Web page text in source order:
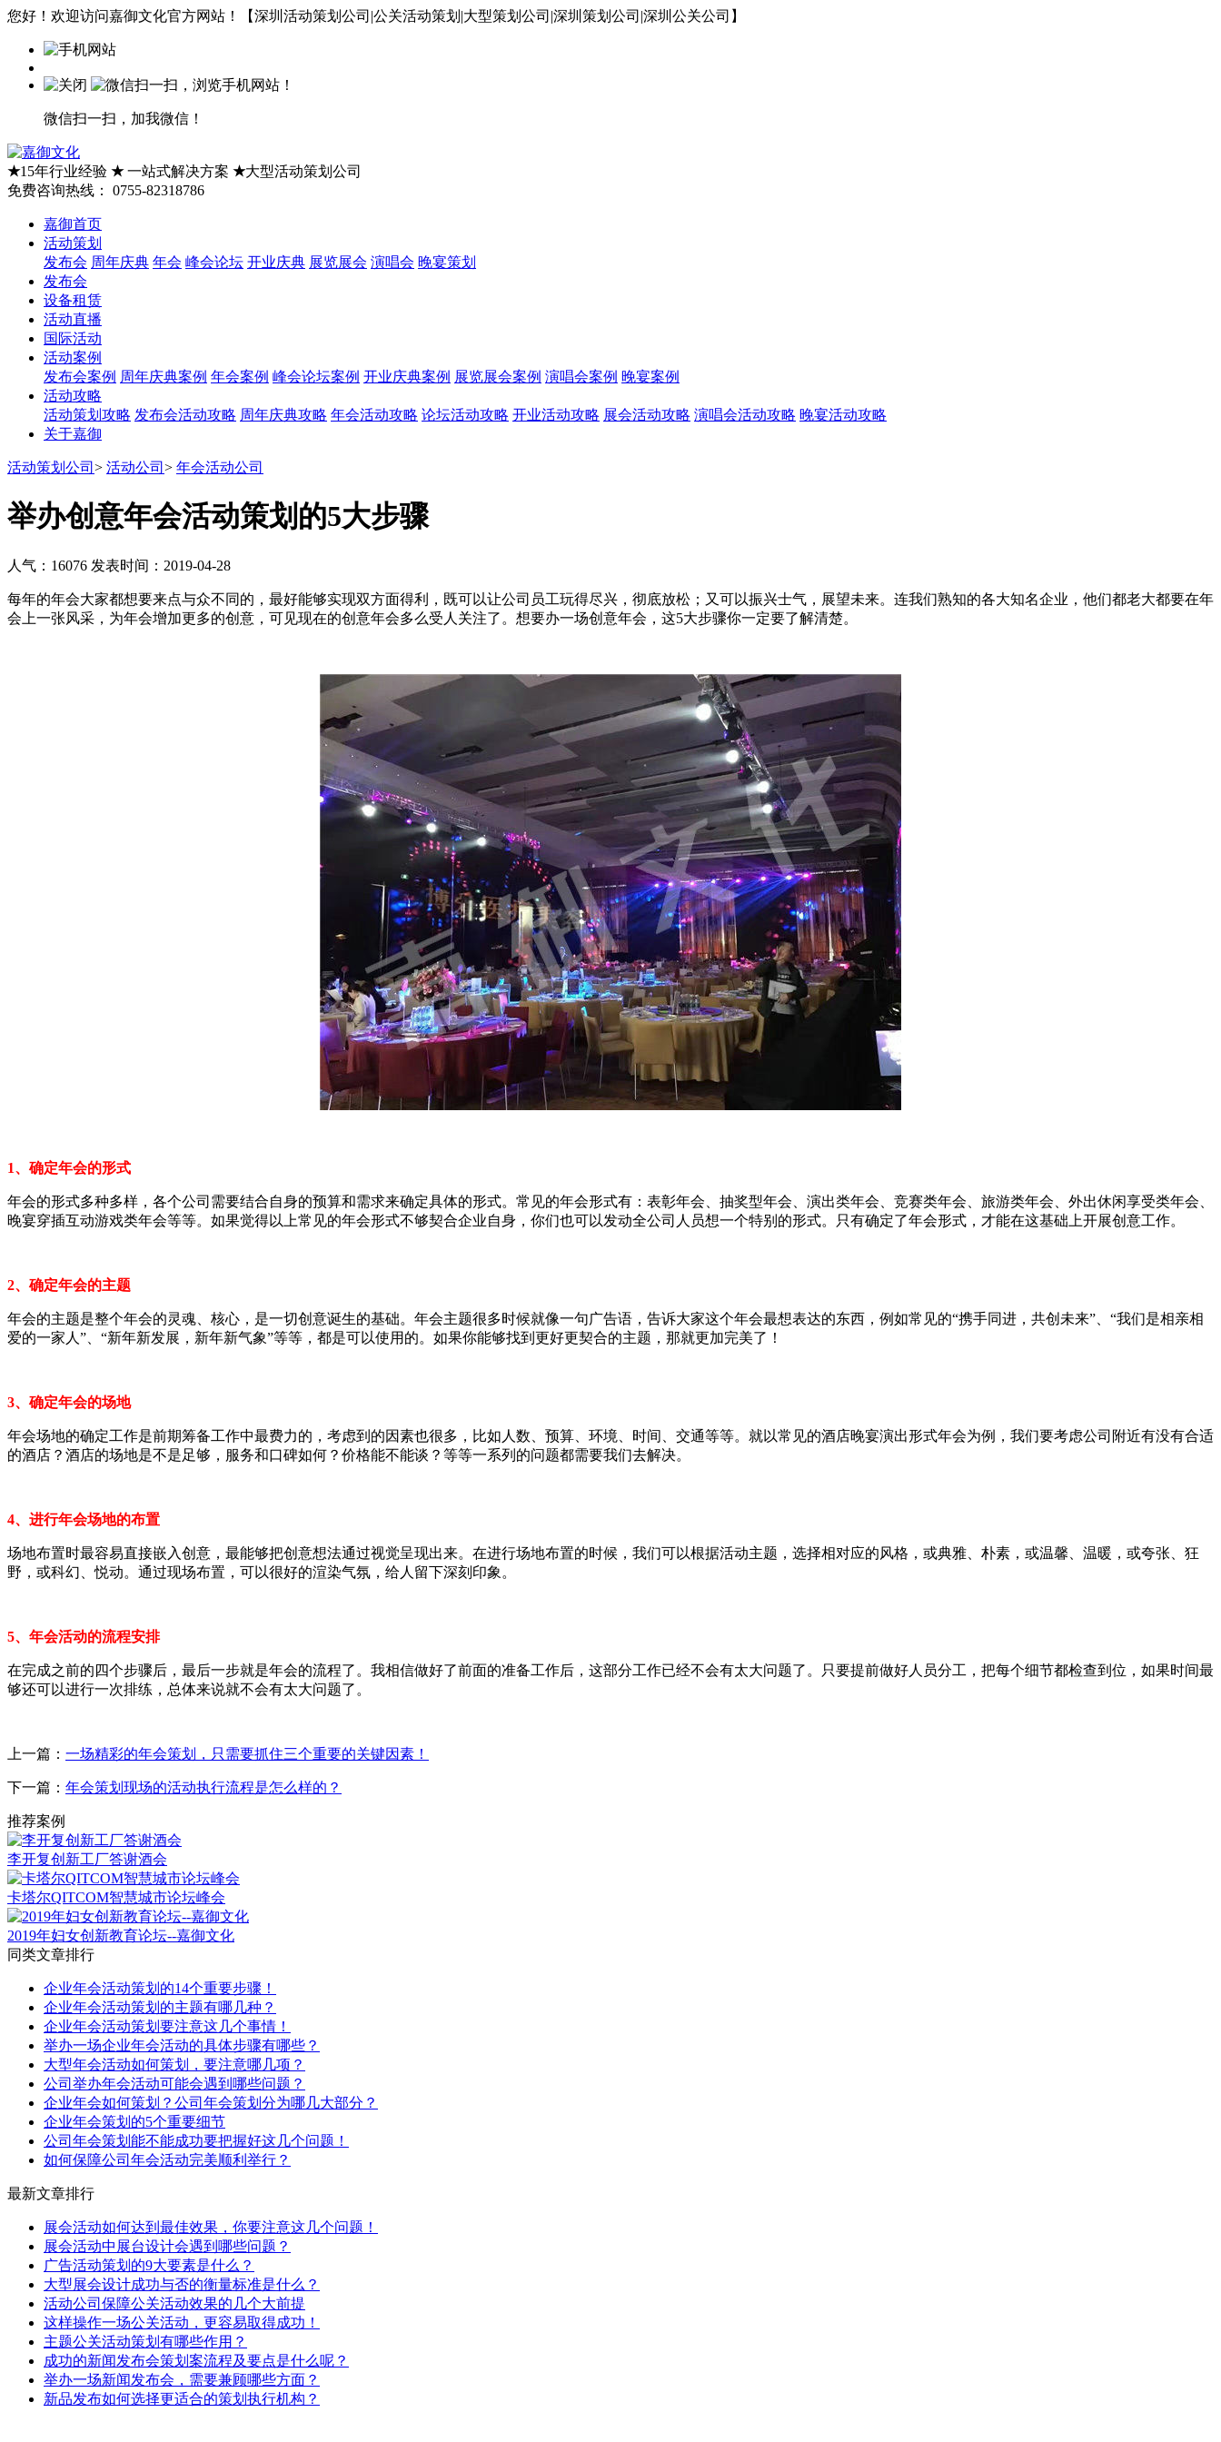
您好！欢迎访问嘉御文化官方网站！【深圳活动策划公司|公关活动策划|大型策划公司|深圳策划公司|深圳公关公司】
微信扫一扫，加我微信！
★15年行业经验 ★一站式解决方案 ★大型活动策划公司
免费咨询热线：
0755-82318786
嘉御首页
活动策划
发布会 周年庆典 年会 峰会论坛 开业庆典 展览展会 演唱会 晚宴策划
发布会
设备租赁
活动直播
国际活动
活动案例
发布会案例 周年庆典案例 年会案例 峰会论坛案例 开业庆典案例 展览展会案例 演唱会案例 晚宴案例
活动攻略
活动策划攻略 发布会活动攻略 周年庆典攻略 年会活动攻略 论坛活动攻略 开业活动攻略 展会活动攻略 演唱会活动攻略 晚宴活动攻略
关于嘉御
活动策划公司 > 活动公司 > 年会活动公司
举办创意年会活动策划的5大步骤
人气：16076 发表时间：2019-04-28
每年的年会大家都想要来点与众不同的，最好能够实现双方面得利，既可以让公司员工玩得尽兴，彻底放松；又可以振兴士气，展望未来。连我们熟知的各大知名企业，他们都老大都要在年
会上一张风采，为年会增加更多的创意，可见现在的创意年会多么受人关注了。想要办一场创意年会，这5大步骤你一定要了解清楚。
1、确定年会的形式
年会的形式多种多样，各个公司需要结合自身的预算和需求来确定具体的形式。常见的年会形式有：表彰年会、抽奖型年会、演出类年会、竞赛类年会、旅游类年会、外出休闲享受类年会、
晚宴穿插互动游戏类年会等等。如果觉得以上常见的年会形式不够契合企业自身，你们也可以发动全公司人员想一个特别的形式。只有确定了年会形式，才能在这基础上开展创意工作。
2、确定年会的主题
年会的主题是整个年会的灵魂、核心，是一切创意诞生的基础。年会主题很多时候就像一句广告语，告诉大家这个年会最想表达的东西，例如常见的“携手同进，共创未来”、“我们是相亲相
爱的一家人”、“新年新发展，新年新气象”等等，都是可以使用的。如果你能够找到更好更契合的主题，那就更加完美了！
3、确定年会的场地
年会场地的确定工作是前期筹备工作中最费力的，考虑到的因素也很多，比如人数、预算、环境、时间、交通等等。就以常见的酒店晚宴演出形式年会为例，我们要考虑公司附近有没有合适
的酒店？酒店的场地是不是足够，服务和口碑如何？价格能不能谈？等等一系列的问题都需要我们去解决。
4、进行年会场地的布置
场地布置时最容易直接嵌入创意，最能够把创意想法通过视觉呈现出来。在进行场地布置的时候，我们可以根据活动主题，选择相对应的风格，或典雅、朴素，或温馨、温暖，或夸张、狂
野，或科幻、悦动。通过现场布置，可以很好的渲染气氛，给人留下深刻印象。
5、年会活动的流程安排
在完成之前的四个步骤后，最后一步就是年会的流程了。我相信做好了前面的准备工作后，这部分工作已经不会有太大问题了。只要提前做好人员分工，把每个细节都检查到位，如果时间最
够还可以进行一次排练，总体来说就不会有太大问题了。
上一篇： 一场精彩的年会策划，只需要抓住三个重要的关键因素！
下一篇： 年会策划现场的活动执行流程是怎么样的？
推荐案例
李开复创新工厂答谢酒会
卡塔尔QITCOM智慧城市论坛峰会
2019年妇女创新教育论坛--嘉御文化
同类文章排行
企业年会活动策划的14个重要步骤！
企业年会活动策划的主题有哪几种？
企业年会活动策划要注意这几个事情！
举办一场企业年会活动的具体步骤有哪些？
大型年会活动如何策划，要注意哪几项？
公司举办年会活动可能会遇到哪些问题？
企业年会如何策划？公司年会策划分为哪几大部分？
企业年会策划的5个重要细节
公司年会策划能不能成功要把握好这几个问题！
如何保障公司年会活动完美顺利举行？
最新文章排行
展会活动如何达到最佳效果，你要注意这几个问题！
展会活动中展台设计会遇到哪些问题？
广告活动策划的9大要素是什么？
大型展会设计成功与否的衡量标准是什么？
活动公司保障公关活动效果的几个大前提
这样操作一场公关活动，更容易取得成功！
主题公关活动策划有哪些作用？
成功的新闻发布会策划案流程及要点是什么呢？
举办一场新闻发布会，需要兼顾哪些方面？
新品发布如何选择更适合的策划执行机构？